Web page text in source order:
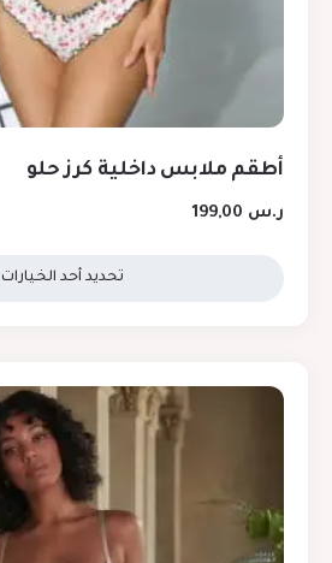
أطقم ملابس داخلية كرز حلو
ر.س
تحديد أحد الخيارات